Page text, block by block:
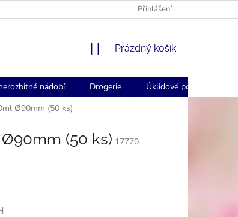
UBROUSKY - FORSTCZ FORSTCZ DOPRAVA ZDARMA
Přihlášení
NÁKUPNÍ
Prázdný košík
nádobí Drogerie
Úklidové pomůcky
Ø90mm (50 ks)
(50 ks) 17770